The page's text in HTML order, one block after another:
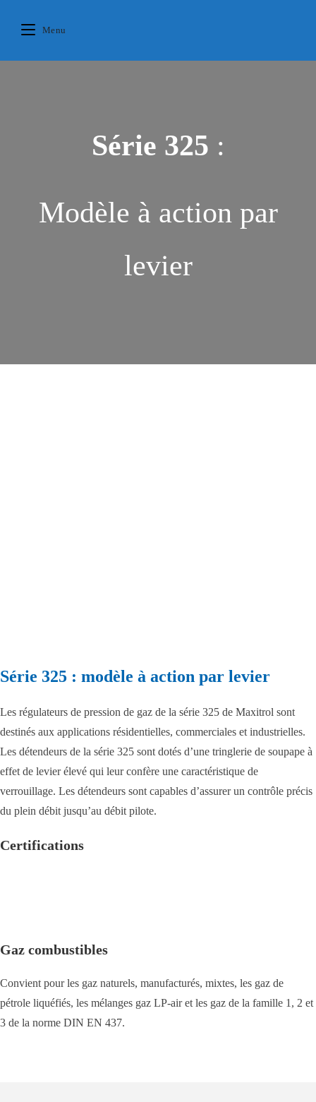
Menu
Série 325 :
Modèle à action par
levier
Série 325 : modèle à action par levier
Les régulateurs de pression de gaz de la série 325 de Maxitrol sont
destinés aux applications résidentielles, commerciales et industrielles.
Les détendeurs de la série 325 sont dotés d’une tringlerie de soupape à
effet de levier élevé qui leur confère une caractéristique de
verrouillage. Les détendeurs sont capables d’assurer un contrôle précis
du plein débit jusqu’au débit pilote.
Certifications
Gaz combustibles
Convient pour les gaz naturels, manufacturés, mixtes, les gaz de
pétrole liquéfiés, les mélanges gaz LP-air et les gaz de la famille 1, 2 et
3 de la norme DIN EN 437.